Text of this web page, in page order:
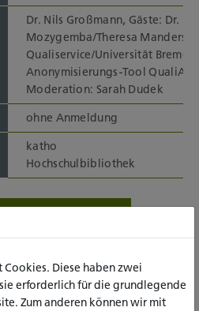
Dr. Nils Großmann, Gäste: Dr.
Mozygemba/Theresa
Qualiservice/Universität Bremen,
Anonymisierungs-Tool
Moderation: Sarah Dudek
ohne Anmeldung
katho
Hochschulbibliothek
speichern
Diese haben zwei
erforderlich für die grundlegende
Zum anderen können wir mit